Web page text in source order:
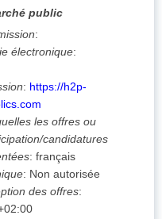
public
:
électronique:
: https://h2p-
les offres ou
candidatures
: français
: Non autorisée
des offres: